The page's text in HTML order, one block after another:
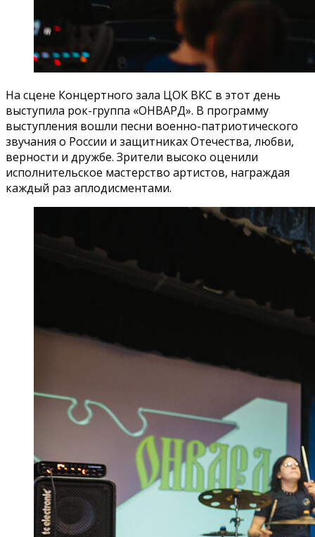
На сцене Концертного зала ЦОК ВКС в этот день
выступила рок-группа «ОНВАРД». В программу
выступления вошли песни военно-патриотического
звучания о России и защитниках Отечества, любви,
верности и дружбе. Зрители высоко оценили
исполнительское мастерство артистов, награждая
каждый раз аплодисментами.